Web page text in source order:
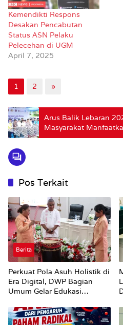
Kemendikti Respons
Desakan Pencabutan
Status ASN Pelaku
Pelecehan di UGM
April 7, 2025
1 2 »
Arus Balik Lebaran
Masyarakat
Pos Terkait
Berita
Perkuat Pola Asuh Holistik di
Era Digital, DWP Bagian
Umum Gelar Edukasi